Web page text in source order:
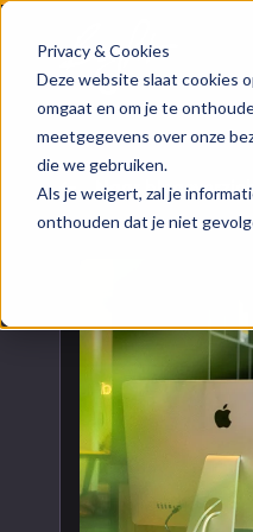
Privacy & Cookies
Deze website slaat cookies
omgaat en om je te
meetgegevens over onze
die we gebruiken.
Als je weigert, zal je
onthouden dat je nietHubSpot
Naar